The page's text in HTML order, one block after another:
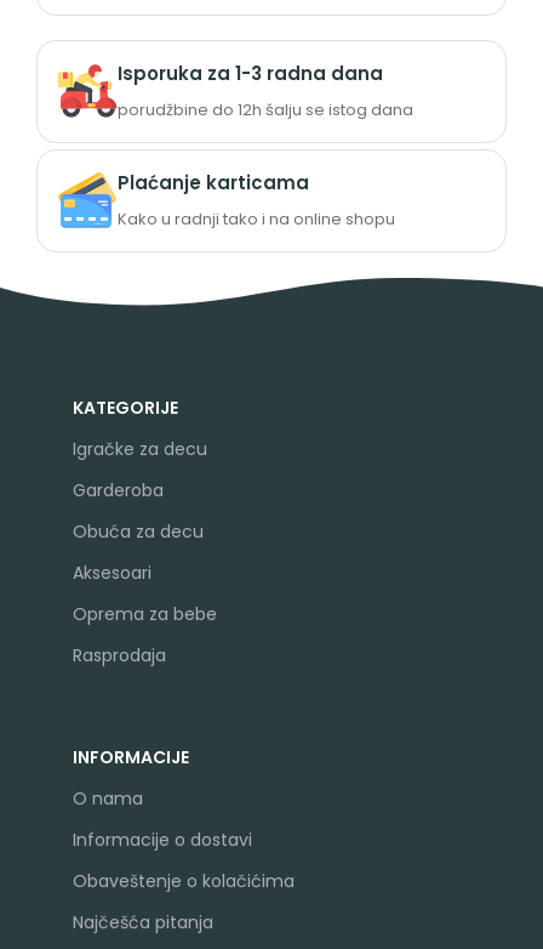
Isporuka za 1-3 radna dana
porudžbine do 12h šalju se istog dana
Plaćanje karticama
Kako u radnji tako i na online shopu
KATEGORIJE
Igračke za decu
Garderoba
Obuća za decu
Aksesoari
Oprema za bebe
Rasprodaja
INFORMACIJE
O nama
Informacije o dostavi
Obaveštenje o kolačićima
Najčešća pitanja